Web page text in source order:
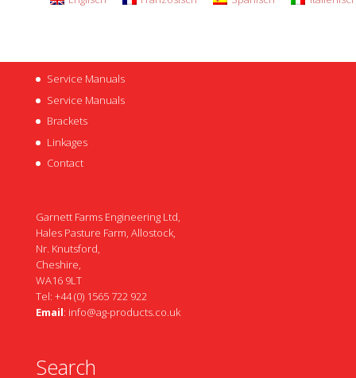
Service Manuals
Service Manuals
Brackets
Linkages
Contact
Garnett Farms Engineering Ltd,
Hales Pasture Farm, Allostock,
Nr. Knutsford,
Cheshire,
WA16 9LT
Tel: +44 (0) 1565 722 922
Email: info@ag-products.co.uk
Search